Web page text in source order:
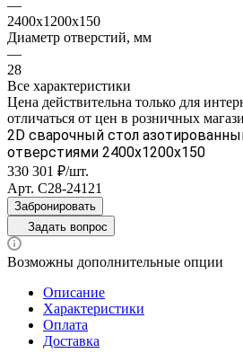
—
2400х1200х150
Диаметр отверстий, мм
—
28
Все характеристики
Цена действительна только для
отличаться от цен в розничных
2D сварочный стол
отверстиями 2400x1200x150
330 301 ₽/шт.
Арт. С28-24121
Забронировать
Задать вопрос
Возможны дополнительные опции
Описание
Характеристики
Оплата
Доставка